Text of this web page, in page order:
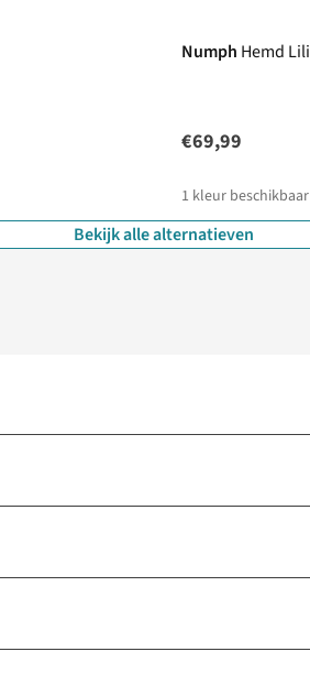
Numph Hemd Lili
€69,99
1 kleur beschikbaar
Bekijk alle alternatieven